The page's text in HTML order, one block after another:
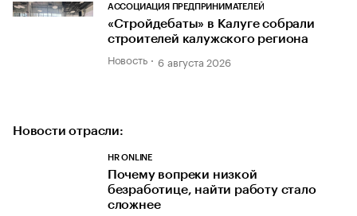
АССОЦИАЦИЯ ПРЕДПРИНИМАТЕЛЕЙ
«Стройдебаты» в Калуге собрали
строителей калужского региона
Новость 6 августа 2026
Новости отрасли:
HR ONLINE
Почему вопреки низкой
безработице, найти работу стало
сложнее